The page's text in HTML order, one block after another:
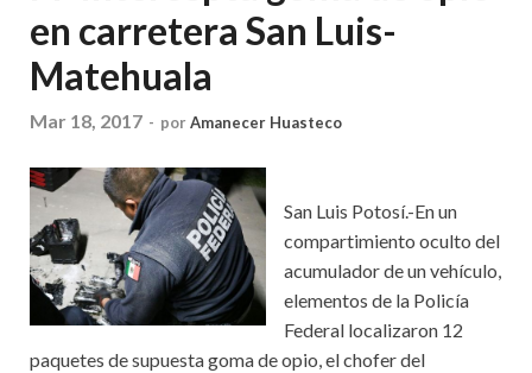
en carretera San Luis-
Matehuala
Mar 18, 2017 - por Amanecer Huasteco
San Luis Potosí.-En un
compartimiento oculto del
acumulador de un vehículo,
elementos de la Policía
Federal localizaron 12
paquetes de supuesta goma de opio, el chofer del